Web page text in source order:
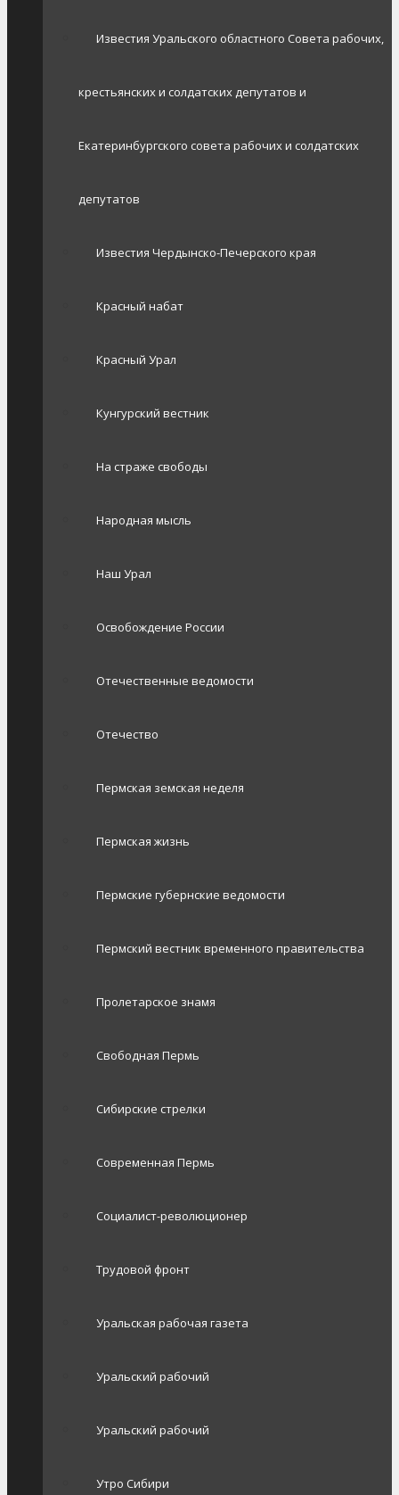
Известия Уральского областного Совета рабочих,
крестьянских и солдатских депутатов и
Екатеринбургского совета рабочих и солдатских
депутатов
Известия Чердынско-Печерского края
Красный набат
Красный Урал
Кунгурский вестник
На страже свободы
Народная мысль
Наш Урал
Освобождение России
Отечественные ведомости
Отечество
Пермская земская неделя
Пермская жизнь
Пермские губернские ведомости
Пермский вестник временного правительства
Пролетарское знамя
Свободная Пермь
Сибирские стрелки
Современная Пермь
Социалист-революционер
Трудовой фронт
Уральская рабочая газета
Уральский рабочий
Уральский рабочий
Утро Сибири